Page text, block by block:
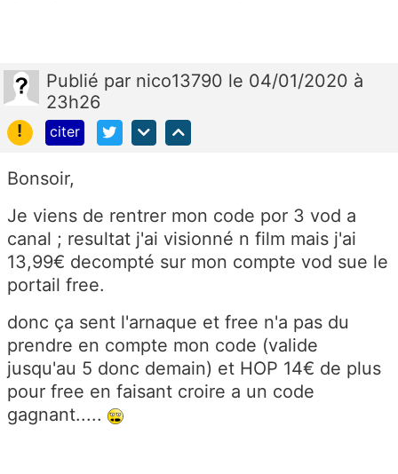
Publié par nico13790 le 04/01/2020 à
23h26
!
citer
Bonsoir,
Je viens de rentrer mon code por 3 vod a
canal ; resultat j'ai visionné n film mais j'ai
13,99€ decompté sur mon compte vod sue le
portail free.
donc ça sent l'arnaque et free n'a pas du
prendre en compte mon code (valide
jusqu'au 5 donc demain) et HOP 14€ de plus
pour free en faisant croire a un code
gagnant.....